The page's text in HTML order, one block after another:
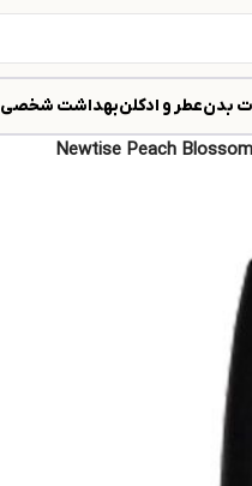
بدنعطر و ادکلنبهداشت شخصی